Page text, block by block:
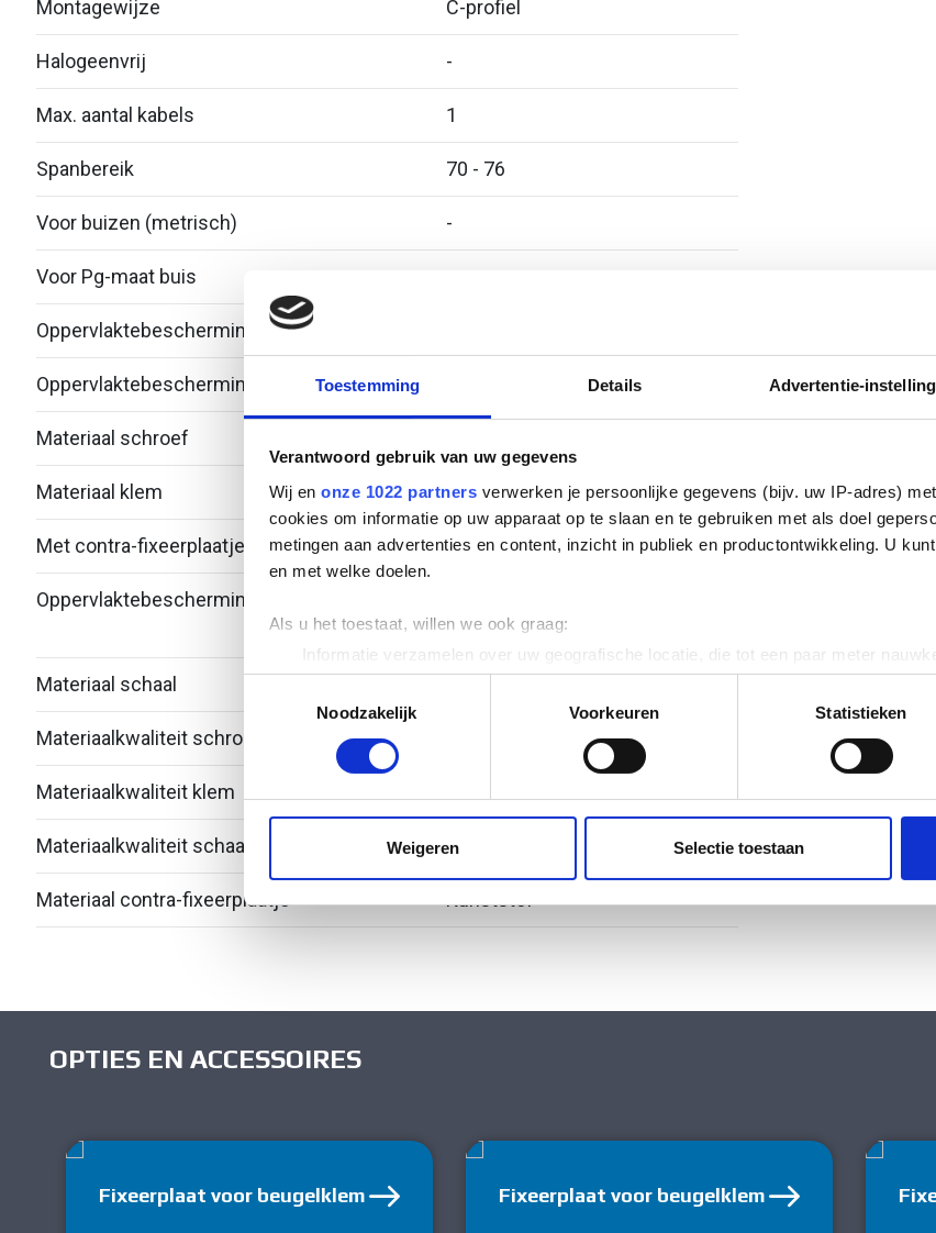
Toestemming Details Advertentie-
Verantwoord gebruik van uw gegevens
Wij en onze 1022 partners verwerken je persoonlijke gegevens (bijv. uw IP-adres)
cookies om informatie op uw apparaat op te slaan en te gebruiken met als doel
metingen aan advertenties en content, inzicht in publiek en productontwikkeling. U
en met welke doelen.
Als u het toestaat, willen we ook graag:
Informatie verzamelen over uw geografische locatie, die tot een paar meter
Uw apparaat identificeren door het actief te scannen op specifieke eigenschappen
Lees meer over hoe uw persoonlijke gegevens worden verwerkt en stel uw voorkeuren
toestemming op elk moment wijzigen of intrekken in de Cookieverklaring.
websiteverkeer te analyseren. Ook delen we informatie over uw gebruik van onze site
media, adverteren en analyse. Deze partners kunnen deze gegevens combineren met
Noodzakelijk
Voorkeuren Statistieken
Weigeren Selectie toestaan
Montagewijze C-profiel
Halogeenvrij -
Max. aantal kabels 1
Spanbereik 70 - 76
Voor buizen (metrisch) -
Voor Pg-maat buis
Oppervlaktebescherming klem
Oppervlaktebescherming schroef Zink/nikkel legering
Materiaal schroef
Materiaal klem Staal
Met contra-fixeerplaatje Nee
Oppervlaktebescherming schaal
verzinkt)
Materiaal schaal
Materiaalkwaliteit schroef
Materiaalkwaliteit klem
Materiaalkwaliteit schaal Overig
Materiaal contra-fixeerplaatje Kunststof
OPTIES EN ACCESSOIRES
Fixeerplaat voor beugelklem Fixeerplaat voor beugelklem